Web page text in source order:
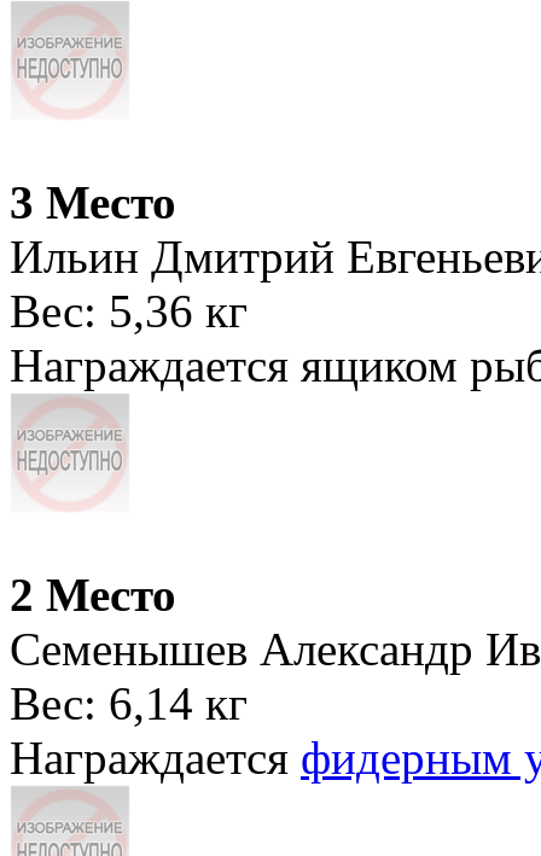
3 Место
Ильин Дмитрий
Вес: 5,36 кг
Награждается ящиком
2 Место
Семенышев Александр
Вес: 6,14 кг
Награждается фидерным